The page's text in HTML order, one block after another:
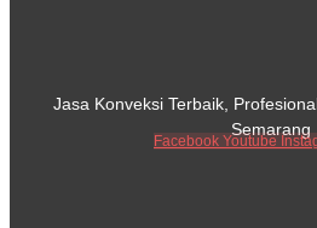
Jasa Konveksi Terbaik,
Semarang
Facebook Youtube